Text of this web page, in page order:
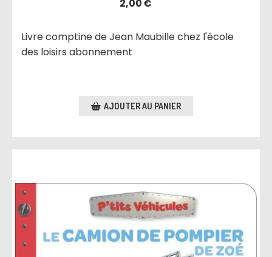
2,00€
Livre comptine de Jean Maubille chez l'école
des loisirs abonnement
AJOUTER AU PANIER